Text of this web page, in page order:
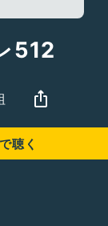
512
聴く